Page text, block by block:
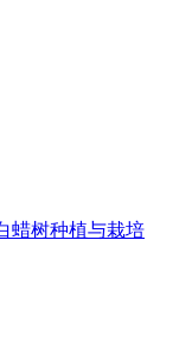
蜡树种植与栽培